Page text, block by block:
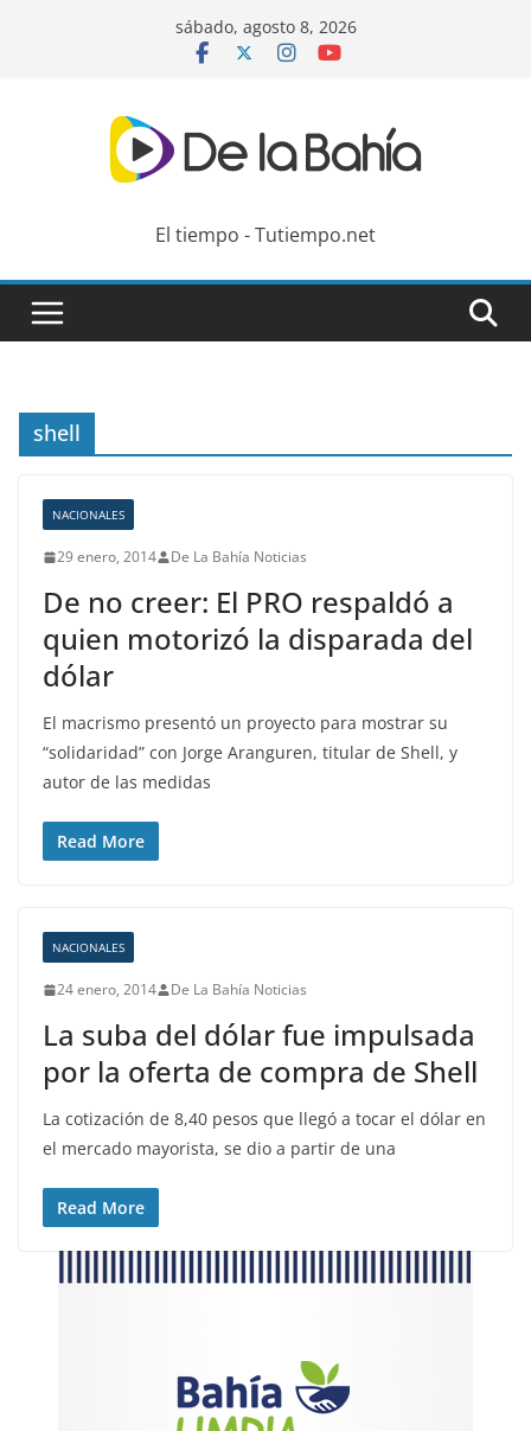
sábado, agosto 8, 2026
El tiempo - Tutiempo.net
shell
NACIONALES
29 enero, 2014 De La Bahía Noticias
De no creer: El PRO respaldó a
quien motorizó la disparada del
dólar
El macrismo presentó un proyecto para mostrar su
“solidaridad” con Jorge Aranguren, titular de Shell, y
autor de las medidas
Read More
NACIONALES
24 enero, 2014 De La Bahía Noticias
La suba del dólar fue impulsada
por la oferta de compra de Shell
La cotización de 8,40 pesos que llegó a tocar el dólar en
el mercado mayorista, se dio a partir de una
Read More